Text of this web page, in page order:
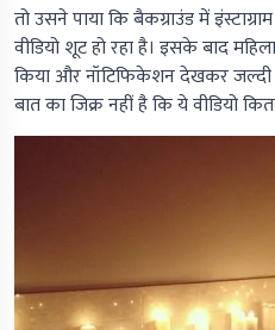
तो उसने पाया कि बैकग्राउंड में
वीडियो शूट हो रहा है। इसके बाद
किया और नॉटिफिकेशन देखकर जल्दी
बात का जिक्र नहीं है कि ये वीडियो